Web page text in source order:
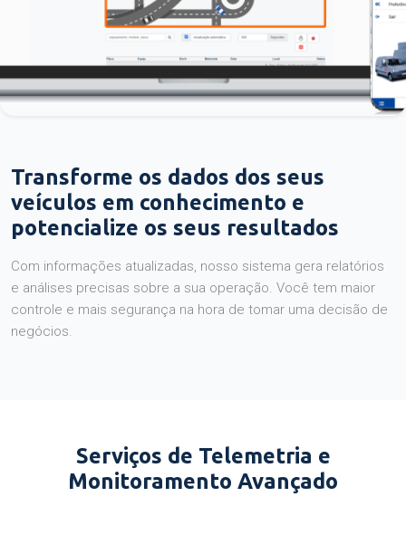
Transforme os dados dos seus
veículos em conhecimento e
potencialize os seus resultados
Com informações atualizadas, nosso sistema gera relatórios
e análises precisas sobre a sua operação. Você tem maior
controle e mais segurança na hora de tomar uma decisão de
negócios.
Serviços de Telemetria e
Monitoramento Avançado